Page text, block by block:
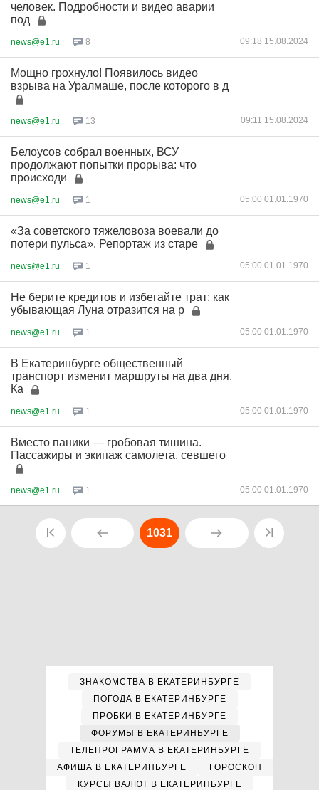
человек. Подробности и видео аварии
под
news@e1.ru 8 09:18 15.08.2024
Мощно грохнуло! Появилось видео
взрыва на Уралмаше, после которого в д
news@e1.ru 13 09:11 15.08.2024
Белоусов собрал военных, ВСУ
продолжают попытки прорыва: что
происходи
news@e1.ru 1 05:00 01.01.1970
«За советского тяжеловоза воевали до
потери пульса». Репортаж из старе
news@e1.ru 1 05:00 01.01.1970
Не берите кредитов и избегайте трат: как
убывающая Луна отразится на р
news@e1.ru 1 05:00 01.01.1970
В Екатеринбурге общественный
транспорт изменит маршруты на два дня.
Ка
news@e1.ru 1 05:00 01.01.1970
Вместо паники — гробовая тишина.
Пассажиры и экипаж самолета, севшего
news@e1.ru 1 05:00 01.01.1970
1031
ЗНАКОМСТВА В ЕКАТЕРИНБУРГЕ
ПОГОДА В ЕКАТЕРИНБУРГЕ
ПРОБКИ В ЕКАТЕРИНБУРГЕ
ФОРУМЫ В ЕКАТЕРИНБУРГЕ
ТЕЛЕПРОГРАММА В ЕКАТЕРИНБУРГЕ
АФИША В ЕКАТЕРИНБУРГЕ
ГОРОСКОП
КУРСЫ ВАЛЮТ В ЕКАТЕРИНБУРГЕ